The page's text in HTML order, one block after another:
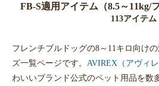
FB-S適用アイテム（8.5～11kg/
113アイテム
フレンチブルドッグの8～11キロ向け
ズ一覧ページです。 AVIREX（アヴィレ
わいいブランド公式のペット用品を数